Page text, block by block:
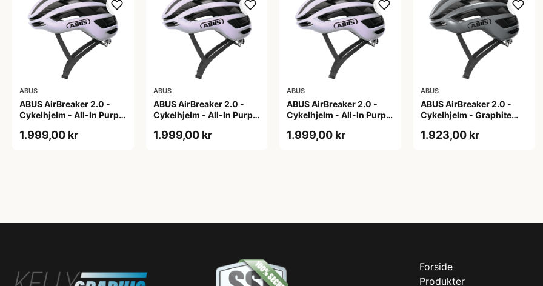
ABUS
ABUS AirBreaker 2.0 -
Cykelhjelm - All-In Purple
1.999,00 kr
ABUS
ABUS AirBreaker 2.0 -
Cykelhjelm - All-In Purple
1.999,00 kr
ABUS
ABUS AirBreaker 2.0 -
Cykelhjelm - All-In Purple
1.999,00 kr
ABUS
ABUS AirBreaker 2.0 -
Cykelhjelm - Graphite
1.923,00 kr
Forside
Produkter